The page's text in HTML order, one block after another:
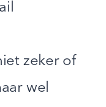
zeker of
wel